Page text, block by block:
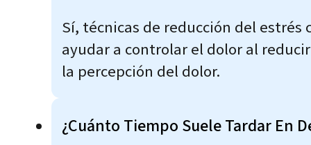
Sí, técnicas de reducción del
ayudar a controlar el dolor al
la percepción del dolor.
¿Cuánto Tiempo Suele Tardar En